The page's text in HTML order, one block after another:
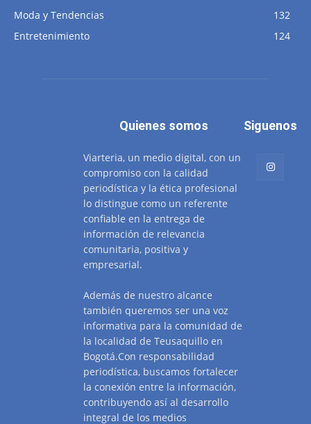
Moda y Tendencias
132
Entretenimiento
124
Quienes somos
Viarteria, un medio digital, con un
compromiso con la calidad
periodística y la ética profesional
lo distingue como un referente
confiable en la entrega de
información de relevancia
comunitaria, positiva y
empresarial.
Además de nuestro alcance
también queremos ser una voz
informativa para la comunidad de
la localidad de Teusaquillo en
Bogotá.Con responsabilidad
periodística, buscamos fortalecer
la conexión entre la información,
contribuyendo así al desarrollo
integral de los medios
Siguenos